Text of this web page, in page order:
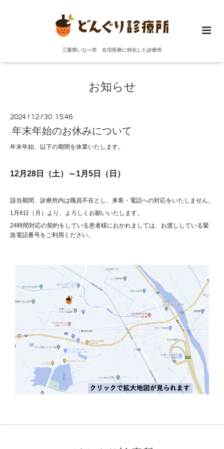
三重県いなべ市 在宅医療に特化した診療所
お知らせ
2024 / 12 /30 15:46
年末年始のお休みについて
年末年始、以下の期間を休業いたします。
12月28日（土）～1月5日（日）
該当期間、診療所内は職員不在とし、来客・ 電話への対応をいたしません。
1月6日（月）より、よろしくお願いいたします。
24時間対応の契約をしている患者様におかれましては、お渡ししている緊
急電話番号をご利用ください。